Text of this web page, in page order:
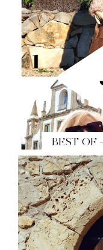
BEST OF